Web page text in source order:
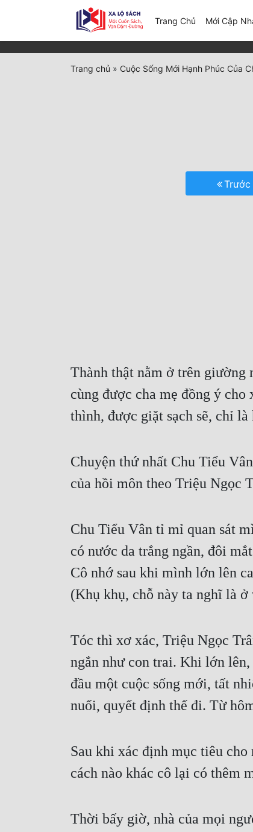
Trang Chủ Mới Cập
Trang chủ » Cuộc Sống Mới Hạnh Phúc Của
Trước
Thành thật nằm ở trên giường
cùng được cha mẹ đồng ý
thình, được giặt sạch sẽ, chỉ
Chuyện thứ nhất Chu Tiểu
của hồi môn theo Triệu Ngọc
Chu Tiểu Vân tỉ mỉ quan sát
có nước da trắng ngần, đôi
Cô nhớ sau khi mình lớn lên
(Khụ khụ, chỗ này ta nghĩ là ở
Tóc thì xơ xác, Triệu Ngọc
ngắn như con trai. Khi lớn
đầu một cuộc sống mới, tất
nuối, quyết định thế đi. Từ
Sau khi xác định mục tiêu
cách nào khác cô lại có thêm
Thời bấy giờ, nhà của mọi